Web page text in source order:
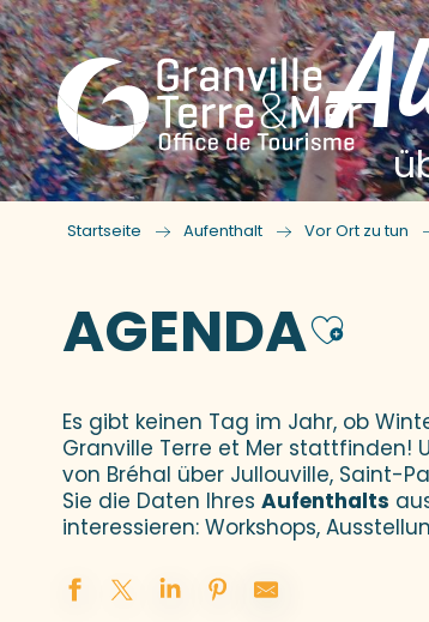
Startseite Aufenthalt Vor Ort zu tun
AGENDA
Es gibt keinen Tag im Jahr, ob
Granville Terre et Mer stattfinden!
von Bréhal über Jullouville, Saint-
Sie die Daten Ihres Aufenthalts
interessieren: Workshops,